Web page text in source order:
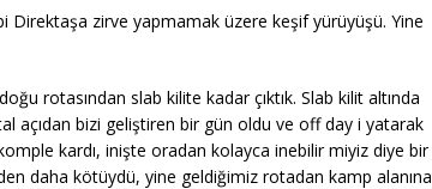
zirve yapmamak üzere keşif yürüyüşü. Yine
rotasından slab kilite kadar çıktık. Slab kilit altında
açıdan bizi geliştiren bir gün oldu ve off day i yatarak
kardı, inişte oradan kolayca inebilir miyiz diye bir
daha kötüydü, yine geldiğimiz rotadan kamp alanına